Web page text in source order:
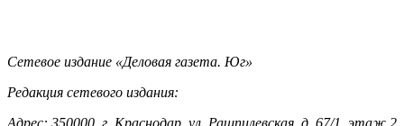
Контакты
Сетевое издание «Деловая газета. Юг»
Редакция сетевого издания: